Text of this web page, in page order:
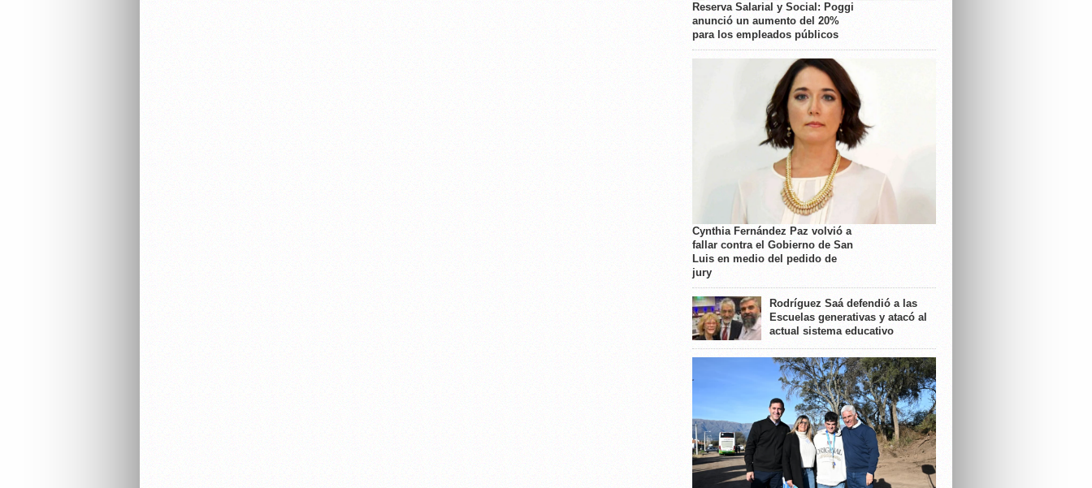
Reserva Salarial y Social: Poggi
anunció un aumento del 20%
para los empleados públicos
Cynthia Fernández Paz volvió a
fallar contra el Gobierno de San
Luis en medio del pedido de
jury
Rodríguez Saá defendió a las
Escuelas generativas y atacó al
actual sistema educativo